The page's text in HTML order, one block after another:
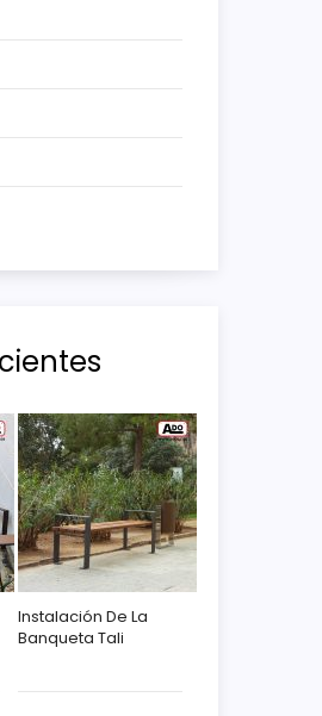
Instalación De La
Banqueta Tali